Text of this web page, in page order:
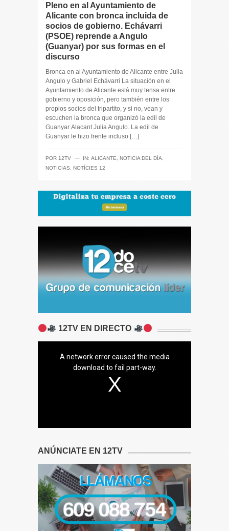
Pleno en al Ayuntamiento de
Alicante con bronca incluida de
socios de gobierno. Echávarri
(PSOE) reprende a Angulo
(Guanyar) por sus formas en el
discurso
Bronca en al Ayuntamiento de Alicante entre Julia
Angulo y Gabriel Echávarri La situación en el
Ayuntamiento de Alicante está muy tensa entre
gobierno y oposición, pero también entre los
propios socios del tripartito, y si no, vean y
escuchen la bronca que organizó la edil de
Guanyar Alacant Julia Angulo. La edil de
Guanyar le hizo frente incluso […]
POR 12TV ─ IN: ALICANTE, NOTICIA DEL DÍA,
NOTICIAS, NOTÍCIES 12
12TV EN DIRECTO
A network error caused the media
download to fail part-way.
ANÚNCIATE EN 12TV